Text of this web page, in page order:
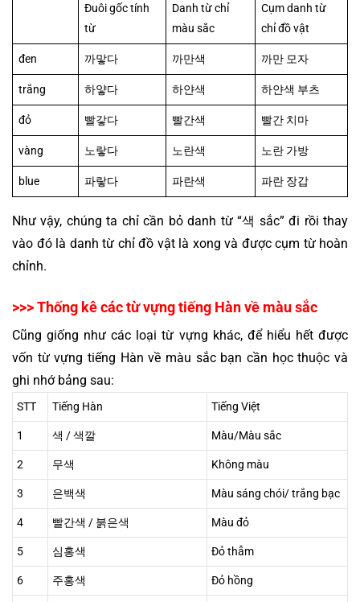
Đuôi gốc tính
từ
Danh từ chỉ
màu sắc
Cụm danh từ
chỉ đồ vật
đen 까맣다 까만색 까만 모자
trắng 하얗다 하얀색 하얀색 부츠
đỏ 빨갛다 빨간색 빨간 치마
vàng 노랗다 노란색 노란 가방
blue 파랗다 파란색 파란 장갑
Như vậy, chúng ta chỉ cần bỏ danh từ “색 sắc” đi rồi thay
vào đó là danh từ chỉ đồ vật là xong và được cụm từ hoàn
chỉnh.
>>> Thống kê các từ vựng tiếng Hàn về màu sắc
Cũng giống như các loại từ vựng khác, để hiểu hết được
vốn từ vựng tiếng Hàn về màu sắc bạn cần học thuộc và
ghi nhớ bảng sau:
STT Tiếng Hàn Tiếng Việt
1 색 / 색깔 Màu/Màu sắc
2 무색 Không màu
3 은백색 Màu sáng chói/ trắng bạc
4 빨간색 / 붉은색 Màu đỏ
5 심홍색 Đỏ thẫm
6 주홍색 Đỏ hồng